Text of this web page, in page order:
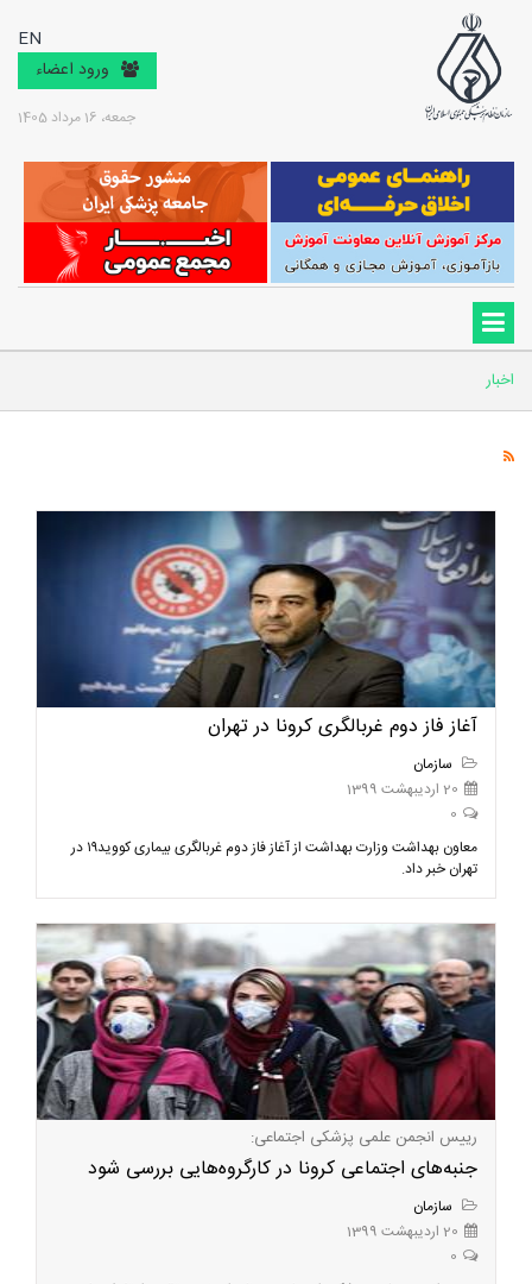
EN
ورود اعضاء
جمعه، 16 مرداد 1405
اخبار
آغاز فاز دوم غربالگری کرونا در تهران
سازمان
20 اردیبهشت 1399
0
معاون بهداشت وزارت بهداشت از آغاز فاز دوم غربالگری بیماری کووید۱۹ در
تهران خبر داد.
رییس انجمن علمی پزشکی اجتماعی:
جنبه‌های اجتماعی کرونا در کارگروه‌هایی بررسی شود
سازمان
20 اردیبهشت 1399
0